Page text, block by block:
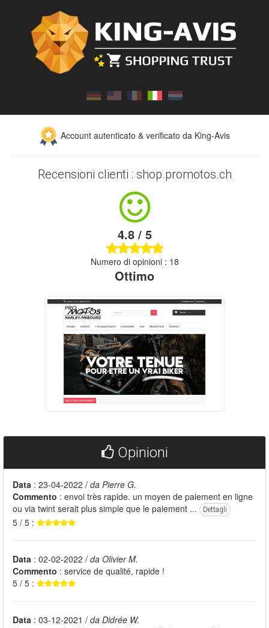
Account autenticato & verificato da King-Avis
Recensioni clienti : shop.promotos.ch
4.8 / 5
Numero di opinioni : 18
Ottimo
Opinioni
Data : 23-04-2022 / da Pierre G.
Commento : envoi très rapide. un moyen de paiement en ligne
ou via twint serait plus simple que le paiement ...
Dettagli
5 / 5 :
Data : 02-02-2022 / da Olivier M.
Commento : service de qualité, rapide !
5 / 5 :
Data : 03-12-2021 / da Didrée W.